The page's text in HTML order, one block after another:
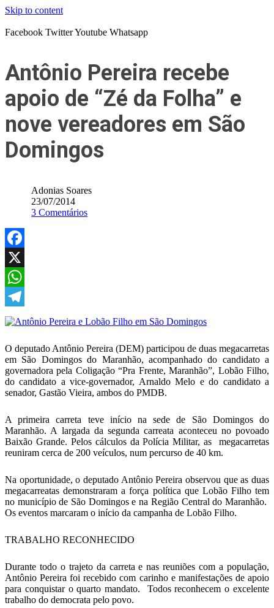
Skip to content
Facebook TwitterYoutube Whatsapp
Antônio Pereira recebe
apoio de “Zé da Folha” e
nove vereadores em São
Domingos
Adonias Soares
23/07/2014
3 Comentários
Facebook
X
WhatsApp
Telegram
O deputado Antônio Pereira (DEM) participou de duas megacarretas
em São Domingos do Maranhão, acompanhado do candidato a
governadora pela Coligação “Pra Frente, Maranhão”, Lobão Filho,
do candidato a vice-governador, Arnaldo Melo e do candidato a
senador, Gastão Vieira, ambos do PMDB.
A primeira carreta teve início na sede de São Domingos do
Maranhão. A largada da segunda carreata aconteceu no povoado
Baixão Grande. Pelos cálculos da Polícia Militar, as megacarretas
reuniram cerca de 200 veículos, num percurso de 40 km.
Na oportunidade, o deputado Antônio Pereira observou que as duas
megacarreatas demonstraram a força política que Lobão Filho tem
no município de São Domingos e na Região Central do Maranhão.
Os eventos marcaram o início da campanha de Lobão Filho.
TRABALHO RECONHECIDO
Durante todo o trajeto da carreta e nas reuniões com a população,
Antônio Pereira foi recebido com carinho e manifestações de apoio
para conquistar o quarto mandato. Todos reconhecem o excelente
trabalho do democrata pelo povo.